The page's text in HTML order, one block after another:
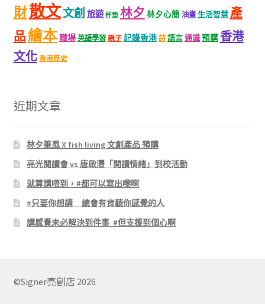
財散文文創 旅遊 杯墊 林夕 林夕心簡 油畫 生活智慧 產
品繪本職場 英語學習 親子 記錄香港 詩 語言通識預購香港
文化 香港歷史
近期文章
林夕筆風 X fish living 文創產品 預購
亮光閱讀會 vs 唐啟灃「閱讀情緒」到校活動
就算講唔到，#都可以寫出嚟啊
#只要你想講 總會有肯聽你感覺的人
講感覺未必解決到件事 #但支援到個心啊
©Signer亮創店 2026